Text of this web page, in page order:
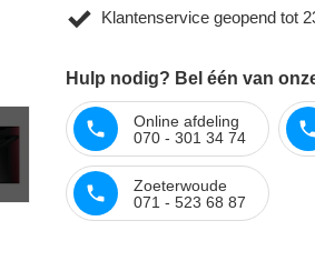
Klantenservice geopend tot
Hulp nodig? Bel één van
Online afdeling
070 - 301 34 74
Zoeterwoude
071 - 523 68 87